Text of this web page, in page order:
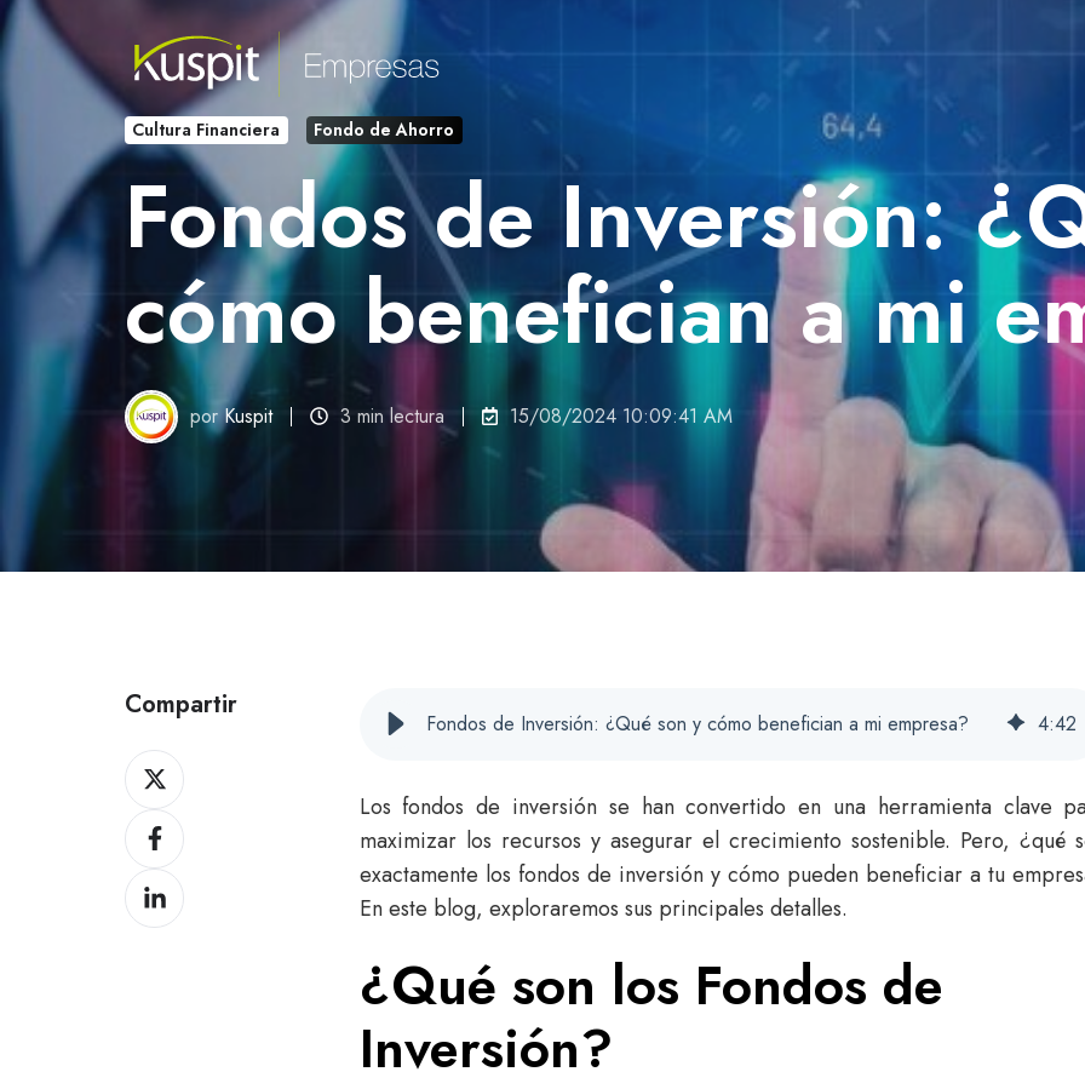
Cultura Financiera Fondo de Ahorro
Fondos de Inversión:
cómo benefician a mi
porKuspit 3 min lectura 15/08/2024 10:09:41 AM
Fondos de Inversión: ¿Qué son y cómo benefician a mi empresa? 4:42
Los fondos de inversión se han convertido en una herramienta clave
maximizar los recursos y asegurar el crecimiento sostenible. Pero, ¿qué
exactamente los fondos de inversión y cómo pueden beneficiar a tu
En este blog, exploraremos sus principales detalles.
¿Qué son los Fondos de
Inversión?
Compartir
Compartir
en
XCompartir
en
Facebook
Compartir
en